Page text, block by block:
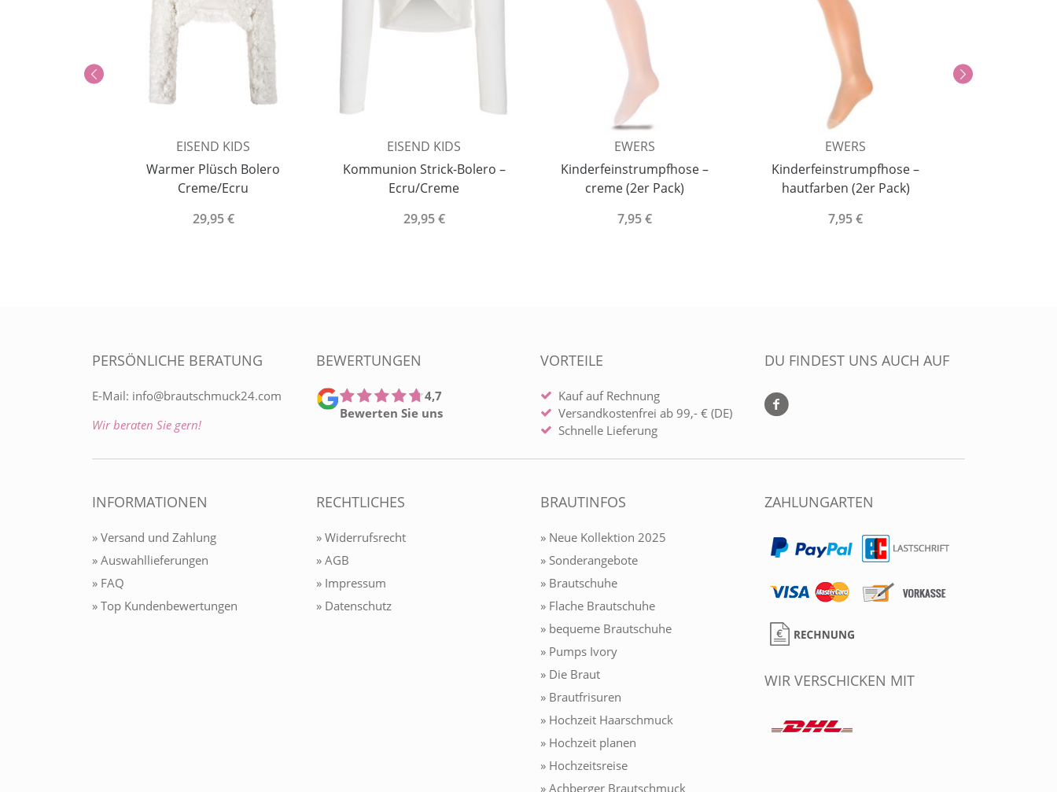
EISEND KIDS
Warmer Plüsch Bolero
Creme/Ecru
29,95 €
EISEND KIDS
Kommunion Strick-Bolero –
Ecru/Creme
29,95 €
EWERS
Kinderfeinstrumpfhose –
creme (2er Pack)
7,95 €
EWERS
Kinderfeinstrumpfhose –
hautfarben (2er Pack)
7,95 €
PERSÖNLICHE BERATUNG
E-Mail: info@brautschmuck24.com
Wir beraten Sie gern!
BEWERTUNGEN
4,7
Bewerten Sie uns
VORTEILE
Kauf auf Rechnung
Versandkostenfrei ab 99,- € (DE)
Schnelle Lieferung
DU FINDEST UNS AUCH AUF
INFORMATIONEN
» Versand und Zahlung
» Auswahllieferungen
» FAQ
» Top Kundenbewertungen
RECHTLICHES
» Widerrufsrecht
» AGB
» Impressum
» Datenschutz
BRAUTINFOS
» Neue Kollektion 2025
» Sonderangebote
» Brautschuhe
» Flache Brautschuhe
» bequeme Brautschuhe
» Pumps Ivory
» Die Braut
» Brautfrisuren
» Hochzeit Haarschmuck
» Hochzeit planen
» Hochzeitsreise
» Achberger Brautschmuck
ZAHLUNGARTEN
WIR VERSCHICKEN MIT